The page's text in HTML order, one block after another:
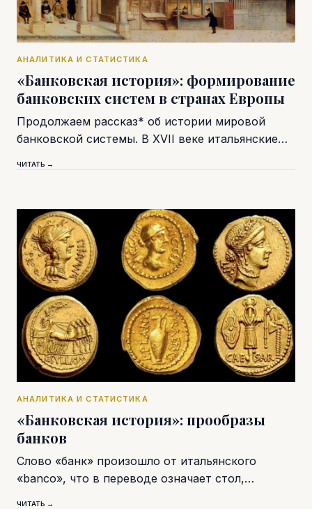
АНАЛИТИКА И СТАТИСТИКА
«Банковская история»: формирование
банковских систем в странах Европы
Продолжаем рассказ* об истории мировой
банковской системы. В XVII веке итальянские…
ЧИТАТЬ →
АНАЛИТИКА И СТАТИСТИКА
«Банковская история»: прообразы
банков
Слово «банк» произошло от итальянского
«banco», что в переводе означает стол,…
ЧИТАТЬ →